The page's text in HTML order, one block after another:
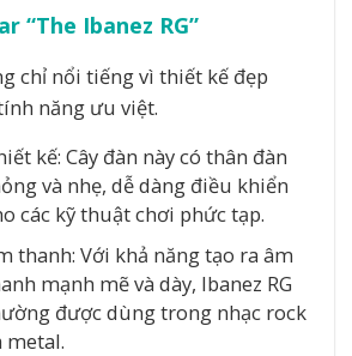
“The Ibanez RG”
chỉ nổi tiếng vì thiết kế đẹp
năng ưu việt.
kế: Cây đàn này có thân đàn
và nhẹ, dễ dàng điều khiển
các kỹ thuật chơi phức tạp.
thanh: Với khả năng tạo ra âm
mạnh mẽ và dày, Ibanez RG
được dùng trong nhạc rock
metal.